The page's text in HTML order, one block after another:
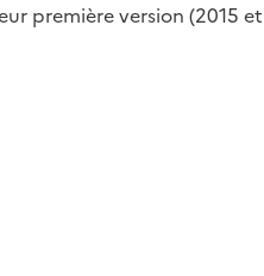
première version (2015